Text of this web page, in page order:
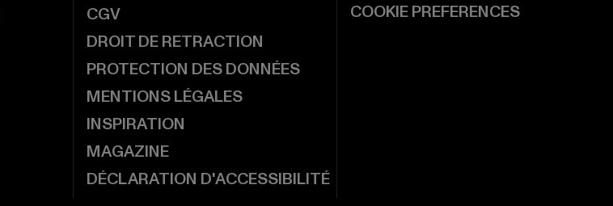
CGV
DROIT DE RETRACTION
PROTECTION DES DONNÉES
MENTIONS LÉGALES
INSPIRATION
MAGAZINE
DÉCLARATION D'ACCESSIBILITÉ
COOKIE PREFERENCES